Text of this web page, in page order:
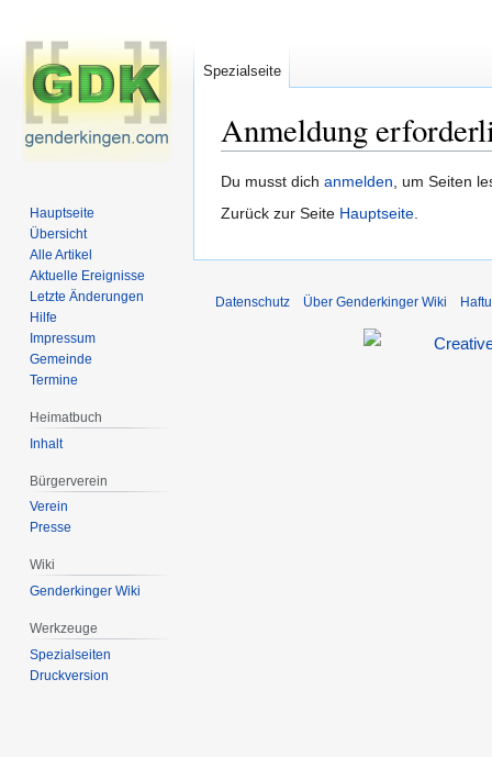
Anmeldung
Zur
Navigation
Zur
Suche
Du musst dich anmelden, um Seiten
Zurück zur Seite Hauptseite.
Spezialseite
Hauptseite
Übersicht
Alle Artikel
Aktuelle Ereignisse
Letzte Änderungen
Hilfe
Impressum
Gemeinde
Termine
Heimatbuch
Inhalt
Bürgerverein
Verein
Presse
Wiki
Genderkinger Wiki
Werkzeuge
Spezialseiten
Druckversion
Datenschutz Über Genderkinger Wiki